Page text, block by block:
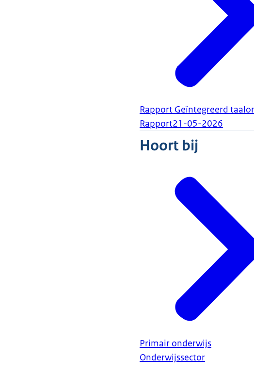
Rapport Geïntegreerd
Rapport21-05-2026
Hoort bij
Primair onderwijs
Onderwijssector